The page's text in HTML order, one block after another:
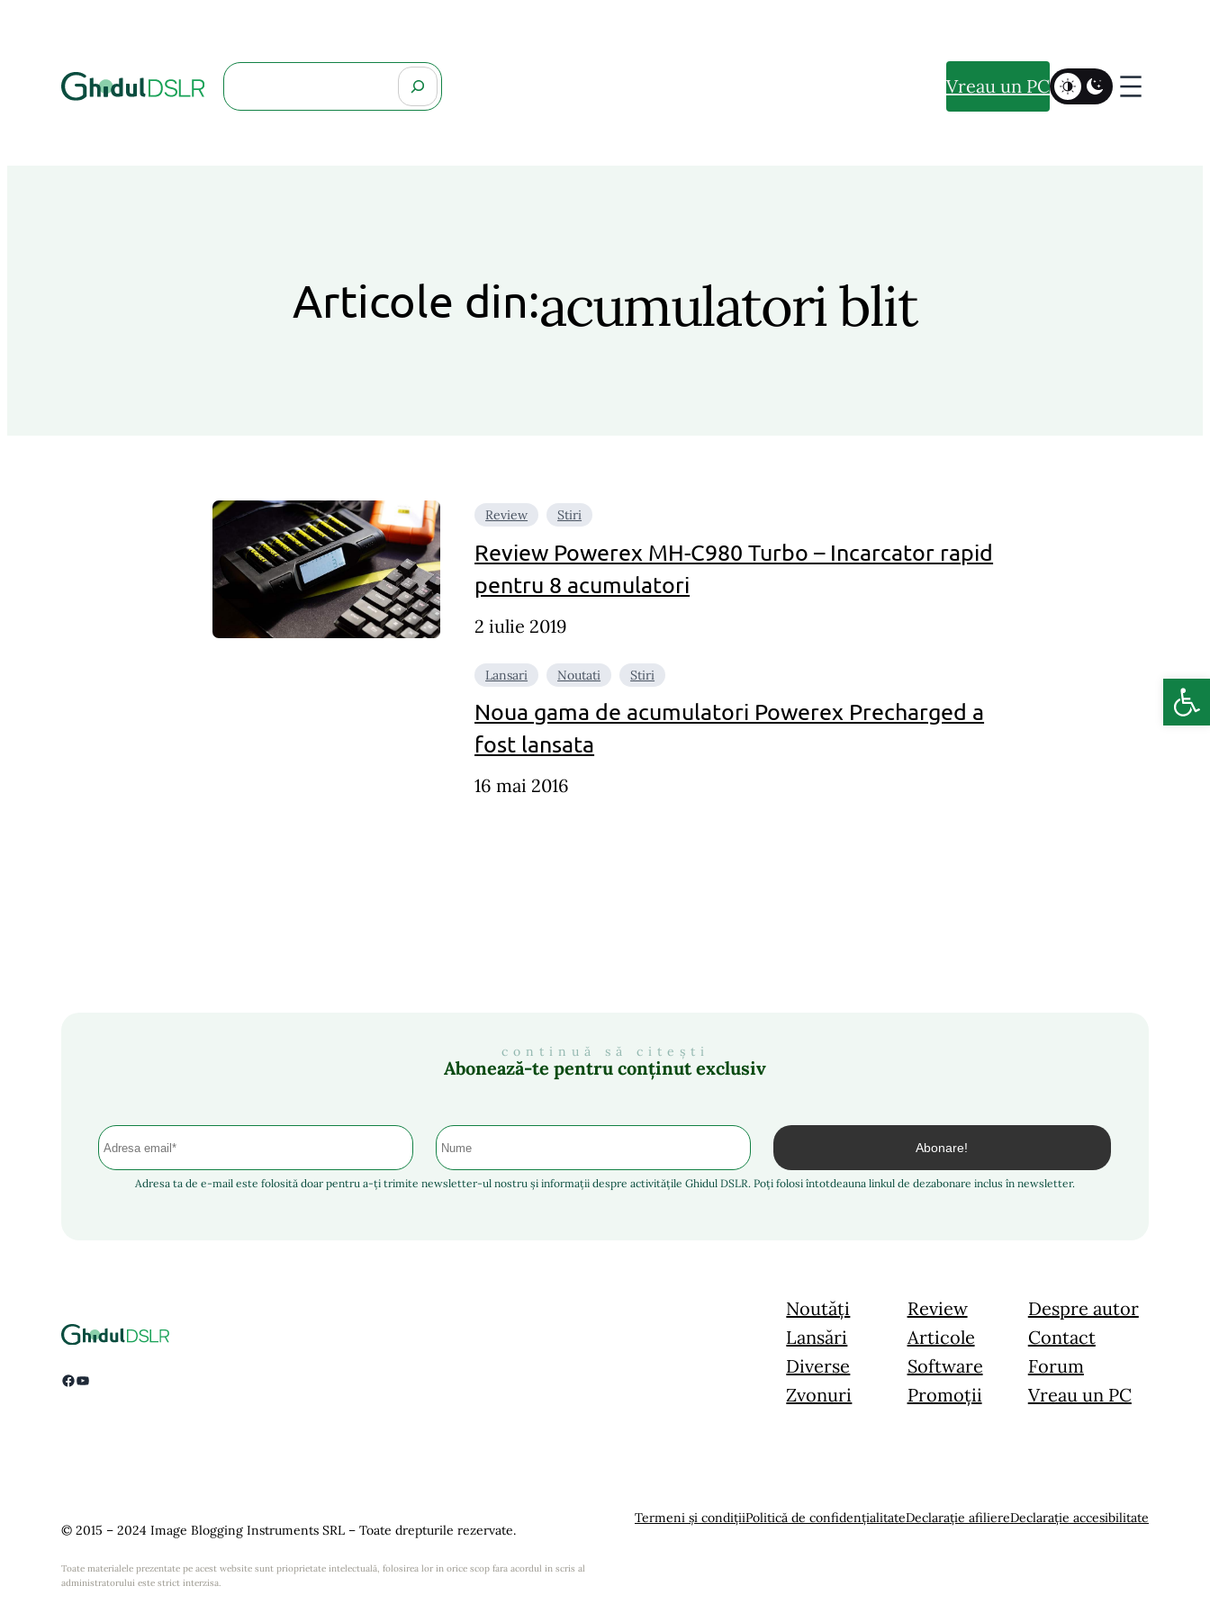
Search Vreau un PC
Articole din:acumulatori blit
Review Stiri
Review Powerex MH-C980 Turbo – Incarcator rapid
pentru 8 acumulatori
2 iulie 2019
Lansari Noutati Stiri
Noua gama de acumulatori Powerex Precharged a
fost lansata
16 mai 2016
continuă să citești
Abonează-te pentru conținut exclusiv
Adresa ta de e-mail este folosită doar pentru a-ți trimite newsletter-ul nostru și informații despre activitățile Ghidul DSLR. Poți folosi întotdeauna linkul de dezabonare inclus în newsletter.
Facebook YouTube
Noutăți
Lansări
Diverse
Zvonuri
Review
Articole
Software
Promoții
Despre autor
Contact
Forum
Vreau un PC
© 2015 – 2024 Image Blogging Instruments SRL – Toate drepturile rezervate.
Toate materialele prezentate pe acest website sunt prioprietate intelectuală, folosirea lor in orice scop fara acordul in scris al
administratorului este strict interzisa.
Termeni și condițiiPolitică de confidențialitateDeclarație afiliereDeclarație accesibilitate